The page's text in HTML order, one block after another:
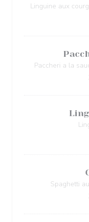
Linguine aux
Paccheri a la
Spaghetti